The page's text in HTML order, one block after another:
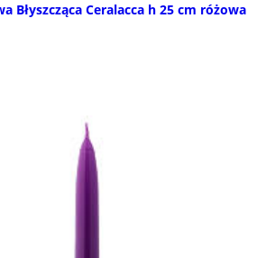
Błyszcząca Ceralacca h 25 cm różowa